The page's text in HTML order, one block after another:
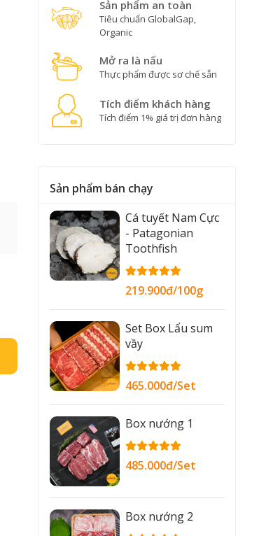
Sản phẩm an toàn
Tiêu chuẩn GlobalGap,
Organic
Mở ra là nấu
Thực phẩm được sơ chế sẵn
Tích điểm khách hàng
Tích điểm 1% giá trị đơn hàng
Sản phẩm bán chạy
Cá tuyết Nam Cực
- Patagonian
Toothfish
219.900đ/100g
Set Box Lẩu sum
vầy
465.000đ/Set
Box nướng 1
485.000đ/Set
Box nướng 2